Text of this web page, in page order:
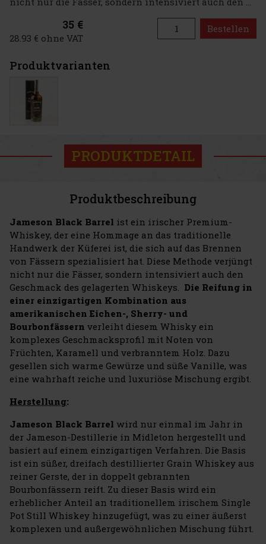
35 €
28.93 € ohne VAT
Bestellen
Produktvarianten
PRODUKTDETAIL
Produktbeschreibung
Jameson Black Barrel ist ein irischer Premium-
Whiskey, der eine Hommage an das traditionelle
Handwerk der Küferei ist, die sich auf das Brennen
von Fässern spezialisiert hat. Diese Methode verjüngt
nicht nur die Fässer, sondern intensiviert auch den
Geschmack des gelagerten Whiskeys. Die Reifung in
einer einzigartigen Kombination aus
amerikanischen Eichen-, Sherry- und
Bourbonfässern verleiht diesem Whisky ein
komplexes Geschmacksprofil mit Noten von
Früchten, Karamell und verbranntem Holz. Dazu
gesellen sich warme Gewürze und süße Vanille, was
eine wahrhaft reiche und luxuriöse Mischung ergibt.
Herstellung:
Jameson Black Barrel wird nur einmal im Jahr in
der Jameson-Destillerie in Midleton hergestellt und
basiert auf einem einzigartigen Verfahren. Die Basis
ist ein süßer, dreifach destillierter Grain Whiskey aus
reiner Gerste, der in doppelt gebrannten
Bourbonfässern reift. Zu dieser Basis wird ein
erheblicher Anteil an traditionellem irischem Single
Pot Still Whiskey hinzugefügt, was zu einer äußerst
komplexen und außergewöhnlichen Mischung führt.